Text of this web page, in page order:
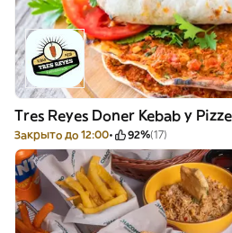
Tres Reyes Doner Kebab y
Закрыто до 12:00 92%(17)